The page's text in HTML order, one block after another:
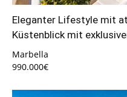
Eleganter Lifestyle mit
Küstenblick mit
Marbella
990.000€